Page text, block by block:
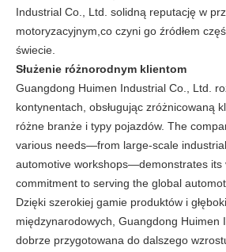
Industrial Co., Ltd. solidną reputację w
motoryzacyjnym,co czyni go źródłem
świecie.
Służenie różnorodnym klientom
Guangdong Huimen Industrial Co., Ltd.
kontynentach, obsługując zróżnicowaną
różne branże i typy pojazdów. The
various needs—from large-scale
automotive workshops—demonstrates its
commitment to serving the global
Dzięki szerokiej gamie produktów i
międzynarodowych, Guangdong Huimen
dobrze przygotowana do dalszego